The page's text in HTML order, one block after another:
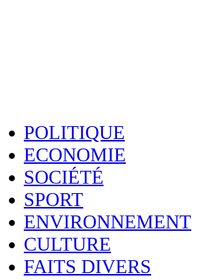
POLITIQUE
ECONOMIE
SOCIÉTÉ
SPORT
ENVIRONNEMENT
CULTURE
FAITS DIVERS